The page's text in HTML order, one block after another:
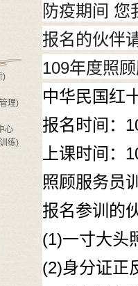
防疫期间 您
报名的伙伴
109年度照
中华民国红
报名时间：
上课时间：
照顾服务员
报名参训的
(1)一寸大头
(2)身分证正
)
理)
心
练)